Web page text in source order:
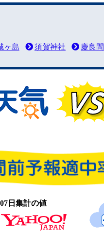
ヶ島 須賀神社 慶良
日集計の値